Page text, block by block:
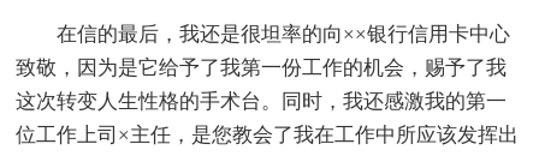
在信的最后，我还是很坦率的向××银行信用卡中心
致敬，因为是它给予了我第一份工作的机会，赐予了我
这次转变人生性格的手术台。同时，我还感激我的第一
位工作上司×主任，是您教会了我在工作中所应该发挥出